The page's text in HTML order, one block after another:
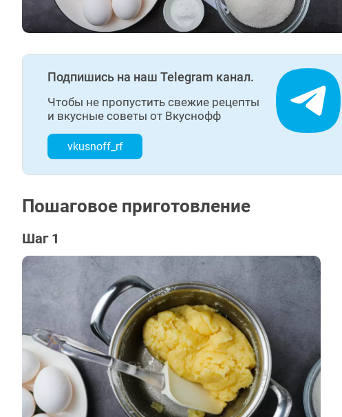
Подпишись на наш Telegram канал.
Чтобы не пропустить свежие рецепты
и вкусные советы от Вкуснофф
vkusnoff_rf
Пошаговое приготовление
Шаг 1